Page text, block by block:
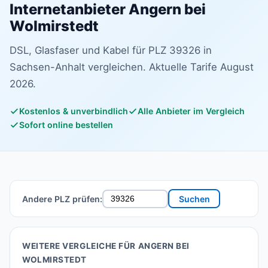
Internetanbieter Angern bei
Wolmirstedt
DSL, Glasfaser und Kabel für PLZ 39326 in
Sachsen-Anhalt vergleichen. Aktuelle Tarife August
2026.
Kostenlos & unverbindlich
Alle Anbieter im Vergleich
Sofort online bestellen
Andere PLZ prüfen: Suchen
WEITERE VERGLEICHE FÜR ANGERN BEI
WOLMIRSTEDT